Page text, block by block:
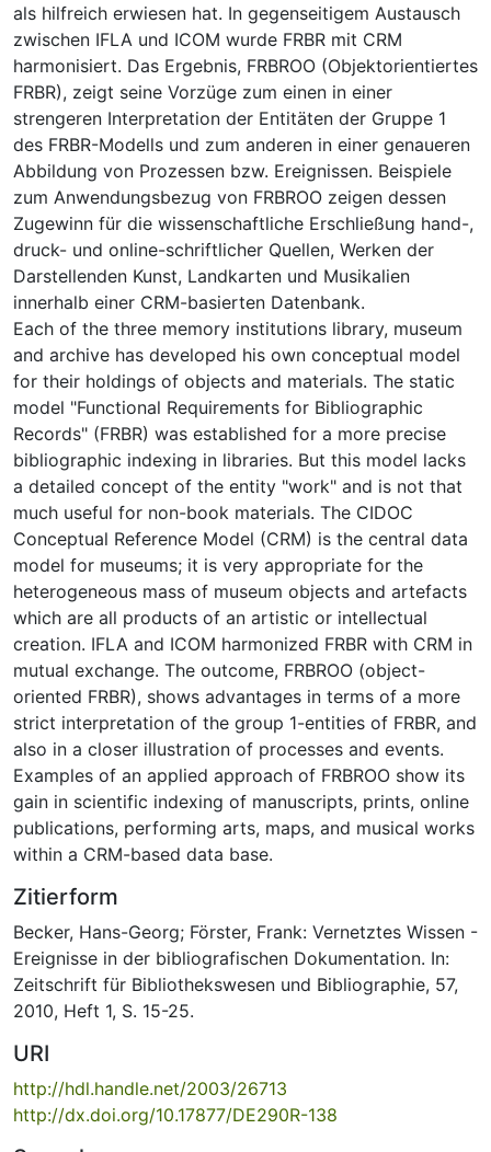
als hilfreich erwiesen hat. In gegenseitigem Austausch
zwischen IFLA und ICOM wurde FRBR mit CRM
harmonisiert. Das Ergebnis, FRBROO (Objektorientiertes
FRBR), zeigt seine Vorzüge zum einen in einer
strengeren Interpretation der Entitäten der Gruppe 1
des FRBR-Modells und zum anderen in einer genaueren
Abbildung von Prozessen bzw. Ereignissen. Beispiele
zum Anwendungsbezug von FRBROO zeigen dessen
Zugewinn für die wissenschaftliche Erschließung hand-,
druck- und online-schriftlicher Quellen, Werken der
Darstellenden Kunst, Landkarten und Musikalien
innerhalb einer CRM-basierten Datenbank.
Each of the three memory institutions library, museum
and archive has developed his own conceptual model
for their holdings of objects and materials. The static
model "Functional Requirements for Bibliographic
Records" (FRBR) was established for a more precise
bibliographic indexing in libraries. But this model lacks
a detailed concept of the entity "work" and is not that
much useful for non-book materials. The CIDOC
Conceptual Reference Model (CRM) is the central data
model for museums; it is very appropriate for the
heterogeneous mass of museum objects and artefacts
which are all products of an artistic or intellectual
creation. IFLA and ICOM harmonized FRBR with CRM in
mutual exchange. The outcome, FRBROO (object-
oriented FRBR), shows advantages in terms of a more
strict interpretation of the group 1-entities of FRBR, and
also in a closer illustration of processes and events.
Examples of an applied approach of FRBROO show its
gain in scientific indexing of manuscripts, prints, online
publications, performing arts, maps, and musical works
within a CRM-based data base.
Zitierform
Becker, Hans-Georg; Förster, Frank: Vernetztes Wissen -
Ereignisse in der bibliografischen Dokumentation. In:
Zeitschrift für Bibliothekswesen und Bibliographie, 57,
2010, Heft 1, S. 15-25.
URI
http://hdl.handle.net/2003/26713
http://dx.doi.org/10.17877/DE290R-138